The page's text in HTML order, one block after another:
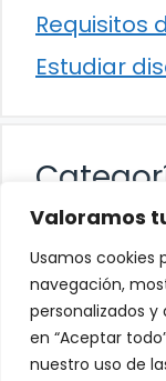
Valoramos
Usamos cookies
navegación,
personalizados
en “Aceptar
nuestro uso de
Requisitos
Estudiar
Cultura
Educación
Eventos
Trabajo